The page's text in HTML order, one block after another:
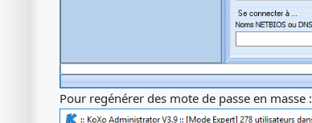
Pour regénérer des mote de passe en masse :